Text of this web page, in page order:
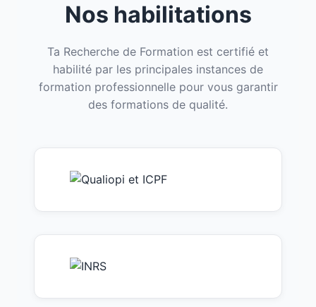
Nos habilitations
Ta Recherche de Formation est certifié et
habilité par les principales instances de
formation professionnelle pour vous garantir
des formations de qualité.